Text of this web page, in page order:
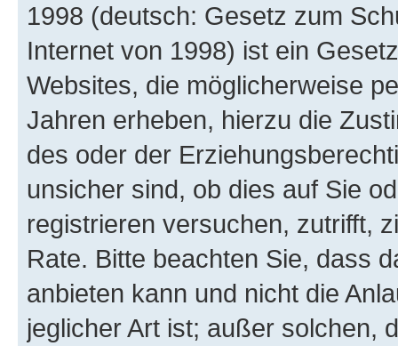
1998 (deutsch: Gesetz zum
Internet von 1998) ist ein
Websites, die möglicherweise
Jahren erheben, hierzu die
des oder der
unsicher sind, ob dies auf Sie
registrieren versuchen, zutrifft,
Rate. Bitte beachten Sie, dass
anbieten kann und nicht die
jeglicher Art ist; außer solchen,